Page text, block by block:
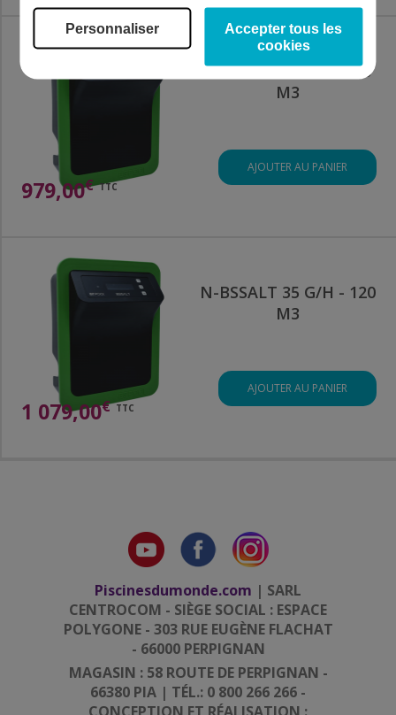
N-BSSALT 20 G/H - 70
M3
979,00€ TTC
AJOUTER AU PANIER
N-BSSALT 35 G/H - 120
M3
1 079,00€ TTC
AJOUTER AU PANIER
Piscinesdumonde.com | SARL
CENTROCOM - SIÈGE SOCIAL : ESPACE
POLYGONE - 303 RUE EUGÈNE FLACHAT
- 66000 PERPIGNAN
MAGASIN : 58 ROUTE DE PERPIGNAN -
66380 PIA | TÉL.: 0 800 266 266 -
CONCEPTION ET RÉALISATION :
Personnaliser
Accepter tous les
cookies